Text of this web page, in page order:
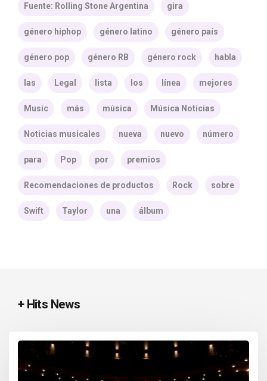
Fuente: Rolling Stone Argentina gira
género hiphop género latino género país
género pop género RB género rock habla
las Legal lista los línea mejores
Music más música Música Noticias
Noticias musicales nueva nuevo número
para Pop por premios
Recomendaciones de productos Rock sobre
Swift Taylor una álbum
+ Hits News